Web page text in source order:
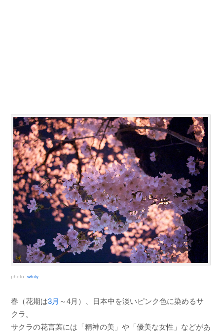
photo: whity
春（花期は3月 ～4月）、日本中を淡いピンク色に染めるサ
クラ。
サクラの花言葉には「精神の美」や「優美な女性」などがあ